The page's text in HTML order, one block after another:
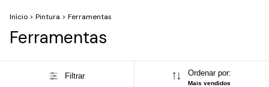
Início > Pintura > Ferramentas
Ferramentas
Filtrar Ordenar por:
Mais vendidos